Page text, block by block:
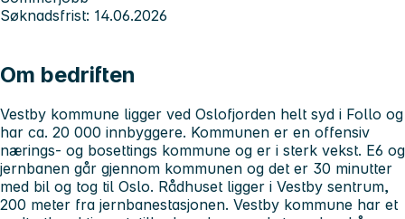
Søknadsfrist: 14.06.2026
Om bedriften
Vestby kommune ligger ved Oslofjorden helt syd i Follo og
har ca. 20 000 innbyggere. Kommunen er en offensiv
nærings- og bosettings kommune og er i sterk vekst. E6 og
jernbanen går gjennom kommunen og det er 30 minutter
med bil og tog til Oslo. Rådhuset ligger i Vestby sentrum,
200 meter fra jernbanestasjonen. Vestby kommune har et